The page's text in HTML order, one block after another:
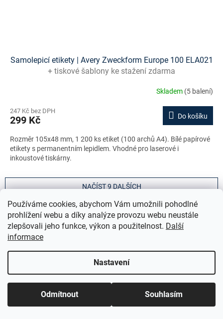
Používáme cookies, abychom Vám umožnili pohodlné
prohlížení webu a díky analýze provozu webu neustále
zlepšovali jeho funkce, výkon a použitelnost. Další
informace
Nastavení
Odmítnout Souhlasím
Samolepicí etikety | Avery Zweckform Europe 100 ELA021
+ tiskové šablony ke stažení zdarma
Skladem (5 balení)
247 Kč bez DPH
299 Kč Do košíku
Rozměr 105x48 mm, 1 200 ks etiket (100 archů A4). Bílé papírové
etikety s permanentním lepidlem. Vhodné pro laserové i
inkoustové tiskárny.
O
v
l
d
a
v
NAČÍST 9 DALŠÍCH
S
t
r
á
o
v
á
n
í
1 2
27položek celkem
NAHORU
Etikety Avery Zweckform Europe 100 jsou určeny pro běžné